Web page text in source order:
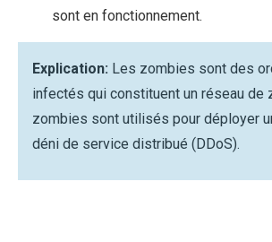
sont en fonctionnement.
Explication: Les zombies sont des
infectés qui constituent un réseau de
zombies sont utilisés pour déployer
déni de service distribué (DDoS).